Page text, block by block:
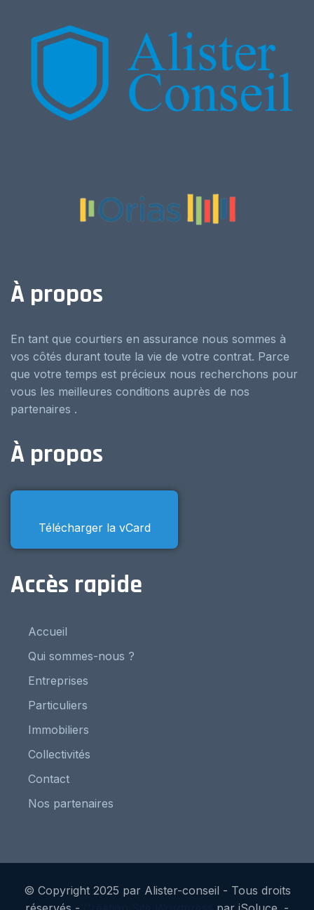
À propos
En tant que courtiers en assurance nous sommes à
vos côtés durant toute la vie de votre contrat. Parce
que votre temps est précieux nous recherchons pour
vous les meilleures conditions auprès de nos
partenaires .
À propos
Télécharger la vCard
Accès rapide
Accueil
Qui sommes-nous ?
Entreprises
Particuliers
Immobiliers
Collectivités
Contact
Nos partenaires
© Copyright 2025 par Alister-conseil - Tous droits